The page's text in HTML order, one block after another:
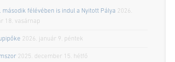
második félévében is indul a Nyitott Pálya 2026.
18. vasárnap
2026. január 9. péntek
2025. december 15. hétfő